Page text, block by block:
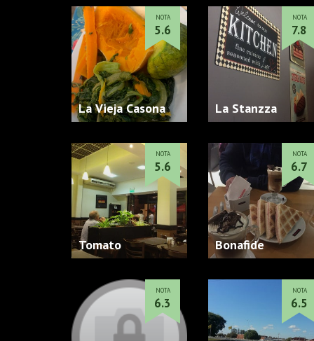
La Vieja Casona
NOTA
5.6
La Stanzza
NOTA
7.8
Tomato
NOTA
5.6
Bonafide
NOTA
6.7
NOTA
6.3
NOTA
6.5